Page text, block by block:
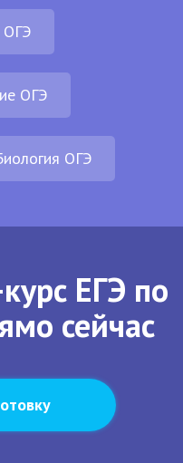
ОГЭ
ОГЭ
ОГЭ
ЕГЭ по
сейчас